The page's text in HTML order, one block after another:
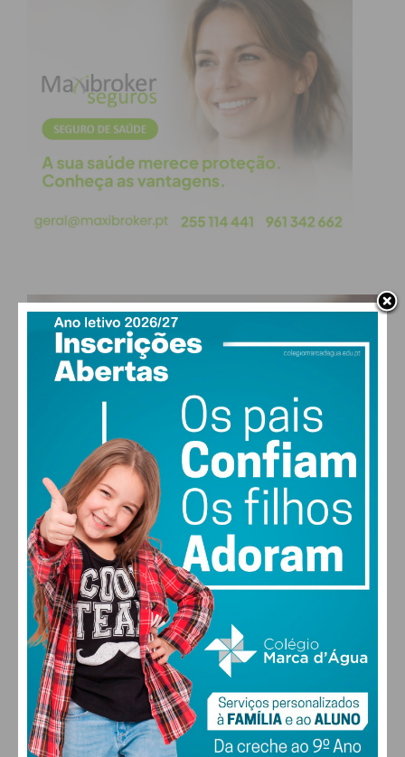
condições
PAÇOS DE FERREIRA
18°
clear sky
MAX 18 • MIN 18
30°
SEX
28
SÁB
27 °
DOM
29 °
SEG
FARMACIAS DE SERVIÇO EM PAÇOS DE
FERREIRA